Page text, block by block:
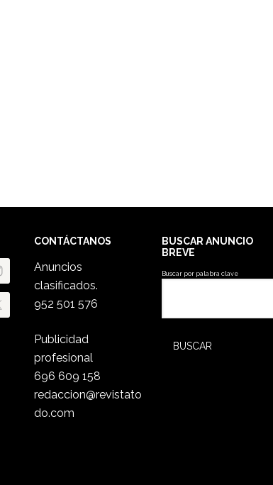
CONTÁCTANOS
Anuncios
clasificados.
952 501 576
Publicidad
profesional
696 609 158
redaccion@revistato
do.com
BUSCAR ANUNCIO
BREVE
Buscar por palabra clave